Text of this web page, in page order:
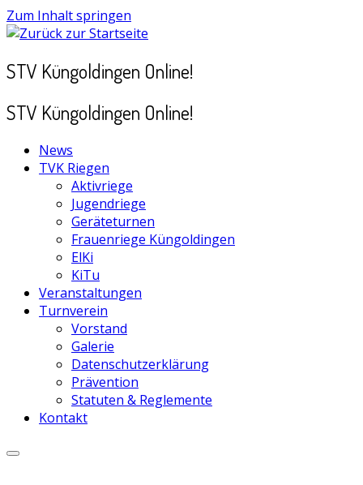
Zum Inhalt springen
STV Küngoldingen Online!
STV Küngoldingen Online!
News
TVK Riegen
Aktivriege
Jugendriege
Geräteturnen
Frauenriege Küngoldingen
ElKi
KiTu
Veranstaltungen
Turnverein
Vorstand
Galerie
Datenschutzerklärung
Prävention
Statuten & Reglemente
Kontakt